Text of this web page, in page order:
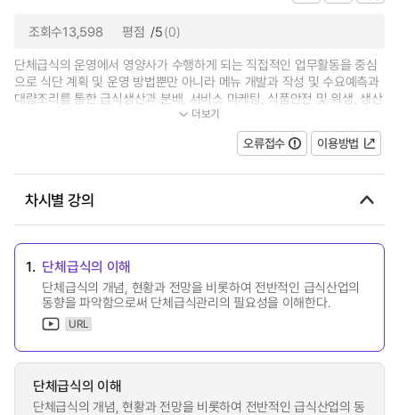
조회수13,598 평점 /5(0)
단체급식의 운영에서 영양사가 수행하게 되는 직접적인 업무활동을 중심
으로 식단 계획 및 운영 방법뿐만 아니라 메뉴 개발과 작성 및 수요예측과
대량조리를 통한 급식생산과 분배, 서비스 마케팅, 식품안전 및 위생, 생산
성과 안전관리를 통한 급식작업...
더보기
오류접수 이용방법
차시별 강의
1. 단체급식의 이해
단체급식의 개념, 현황과 전망을 비롯하여 전반적인 급식산업의
동향을 파악함으로써 단체급식관리의 필요성을 이해한다.
URL
단체급식의 이해
단체급식의 개념, 현황과 전망을 비롯하여 전반적인 급식산업의 동